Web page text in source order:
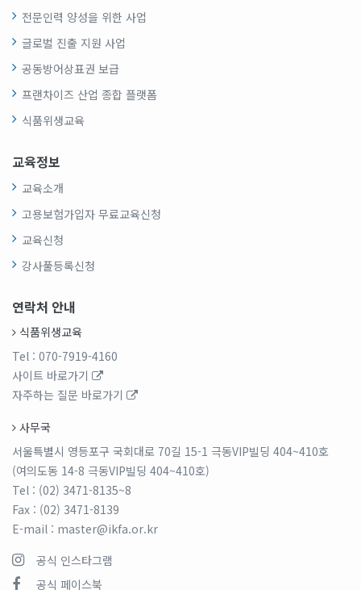
전문인력 양성을 위한 사업
글로벌 진출 지원 사업
공동방어상표권 보급
프랜차이즈 산업 종합 플랫폼
식품위생교육
교육정보
교육소개
고용보험가입자 무료교육신청
교육신청
강사풀등록신청
연락처 안내
식품위생교육
Tel : 070-7919-4160
사이트 바로가기
자주하는 질문 바로가기
사무국
서울특별시 영등포구 국회대로 70길 15-1 극동VIP빌딩 404~410호
(여의도동 14-8 극동VIP빌딩 404~410호)
Tel : (02) 3471-8135~8
Fax : (02) 3471-8139
E-mail : master@ikfa.or.kr
공식 인스타그램
공식 페이스북